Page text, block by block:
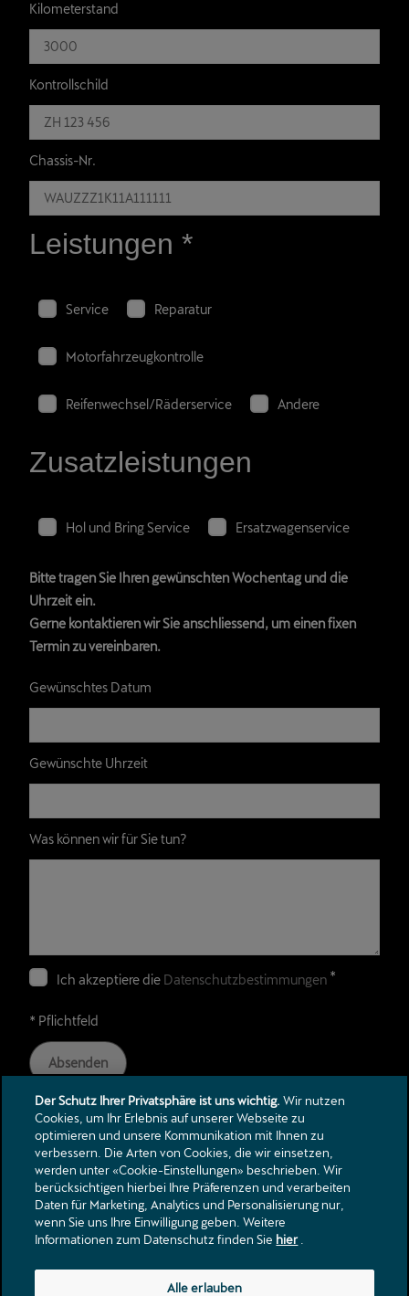
Kilometerstand
Kontrollschild
Chassis-Nr.
Leistungen *
Service Reparatur
Motorfahrzeugkontrolle
Reifenwechsel/Räderservice Andere
Zusatzleistungen
Hol und Bring Service Ersatzwagenservice
Bitte tragen Sie Ihren gewünschten Wochentag und die
Uhrzeit ein.
Gerne kontaktieren wir Sie anschliessend, um einen fixen
Termin zu vereinbaren.
Gewünschtes Datum
Gewünschte Uhrzeit
Was können wir für Sie tun?
Ich akzeptiere die Datenschutzbestimmungen *
* Pflichtfeld
Absenden
Bahnhofstrasse 186
Kontakt
Kataloge & Preislisten
Rechtliche Hinweise
Datenschutzerklärung
Der Schutz Ihrer Privatsphäre ist uns wichtig. Wir nutzen
Cookies, um Ihr Erlebnis auf unserer Webseite zu
optimieren und unsere Kommunikation mit Ihnen zu
verbessern. Die Arten von Cookies, die wir einsetzen,
werden unter «Cookie-Einstellungen» beschrieben. Wir
berücksichtigen hierbei Ihre Präferenzen und verarbeiten
Daten für Marketing, Analytics und Personalisierung nur,
wenn Sie uns Ihre Einwilligung geben. Weitere
Informationen zum Datenschutz finden Sie hier.
Alle erlauben